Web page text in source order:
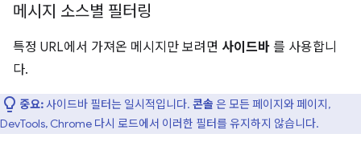
메시지 소스별 필터링
특정 URL에서 가져온 메시지만 보려면 사이드바 를 사용합니
다.
중요: 사이드바 필터는 일시적입니다. 콘솔 은 모든 페이지와 페이지,
DevTools, Chrome 다시 로드에서 이러한 필터를 유지하지 않습니다.